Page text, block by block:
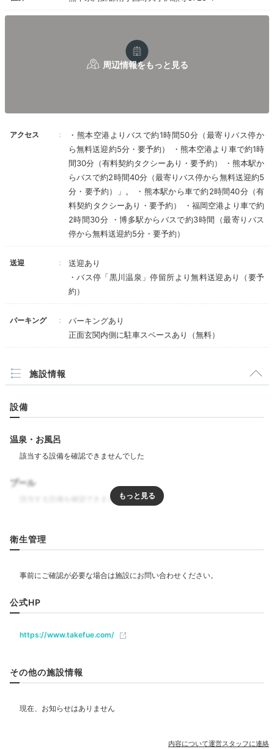
景や設えが異なるのも魅力的です。
ayano__journey
客室で楽しむ
客室露天風呂「小夜」
すべてのお風呂が源泉かけ流しの天然温泉。三大美人泉
質といわれる「炭酸水素塩泉」と「硫酸塩泉」が含まれ
ました。
Dinner
お部屋でいただく
アクセス
・熊本空港よりバスで約1時間50分（最寄りバス停か
ら無料送迎約5分・要予約） ・熊本空港より車で約1時
間30分（有料契約タクシーあり・要予約） ・熊本駅か
らバスで約2時間40分（最寄りバス停から無料送迎約5
分・要予約）」。 ・熊本駅から車で約2時間40分（有
料契約タクシーあり・要予約） ・福岡空港より車で約
2時間30分 ・博多駅からバスで約3時間（最寄りバス
停から無料送迎約5分・要予約）
送迎
送迎あり
・バス停「黒川温泉」停留所より無料送迎あり（要予
約）
パーキング
パーキングあり
正面玄関内側に駐車スペースあり（無料）
施設情報
設備
温泉・お風呂
プール
飲食
ベビー＆子供関連
衛生管理
公式HP
https://www.takefue.com/
その他の施設情報
内容について運営スタッフに連絡